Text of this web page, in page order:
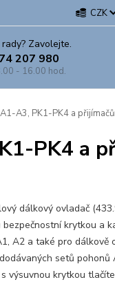
CZK
Zavolejte.
207 980
- 16.00 hod.
A3, PK1-PK4 a
PK4 a
dálkový ovladač
bezpečnostní krytkou a
A2 a také pro dálkově
setů pohonů
výsuvnou krytkou